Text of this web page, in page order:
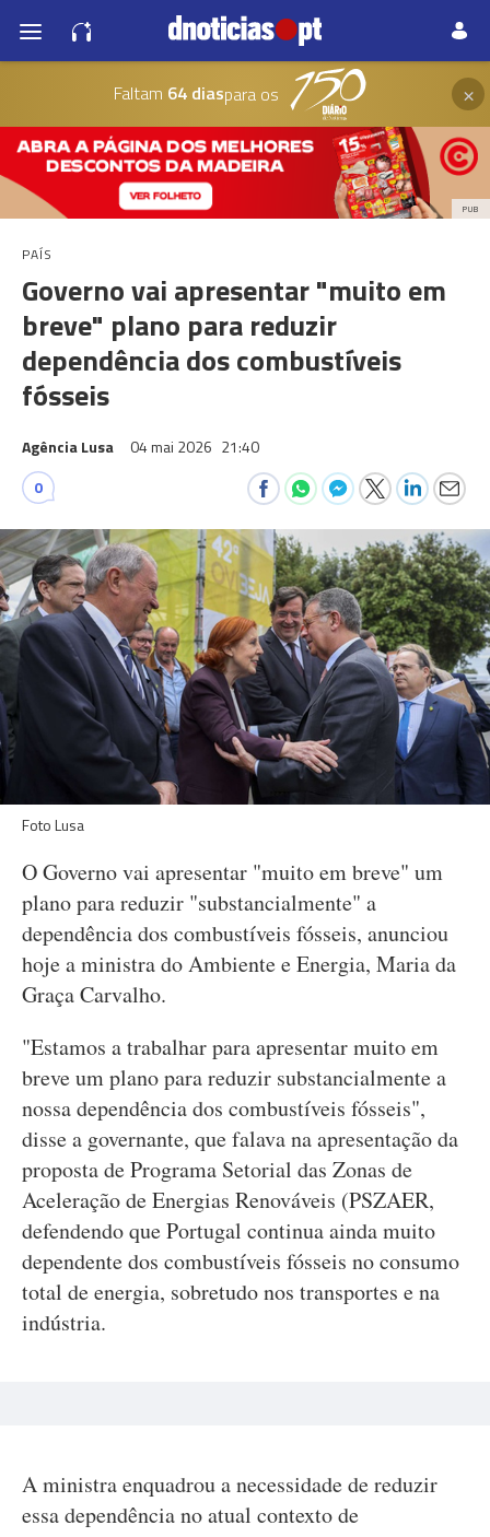
Faltam 64 diaspara os ×
PUB
PAÍS
Governo vai apresentar "muito em
breve" plano para reduzir
dependência dos combustíveis
fósseis
Agência Lusa 04 mai 2026 21:40
0
Foto Lusa
O Governo vai apresentar "muito em breve" um
plano para reduzir "substancialmente" a
dependência dos combustíveis fósseis, anunciou
hoje a ministra do Ambiente e Energia, Maria da
Graça Carvalho.
"Estamos a trabalhar para apresentar muito em
breve um plano para reduzir substancialmente a
nossa dependência dos combustíveis fósseis",
disse a governante, que falava na apresentação da
proposta de Programa Setorial das Zonas de
Aceleração de Energias Renováveis (PSZAER,
defendendo que Portugal continua ainda muito
dependente dos combustíveis fósseis no consumo
total de energia, sobretudo nos transportes e na
indústria.
A ministra enquadrou a necessidade de reduzir
essa dependência no atual contexto de